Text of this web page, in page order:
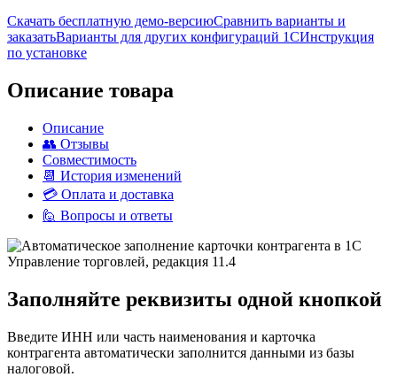
Скачать бесплатную демо-версиюСравнить варианты и
заказатьВарианты для других конфигураций 1СИнструкция
по установке
Описание товара
Описание
👥 Отзывы
Совместимость
📆 История изменений
💳 Оплата и доставка
🙋 Вопросы и ответы
Заполняйте реквизиты одной кнопкой
Введите ИНН или часть наименования и карточка
контрагента автоматически заполнится данными из базы
налоговой.